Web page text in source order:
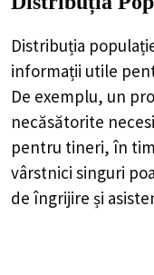
Distribuția
informații utile
De exemplu, un
necăsătorite
pentru tineri, în
vârstnici singuri
de îngrijire și